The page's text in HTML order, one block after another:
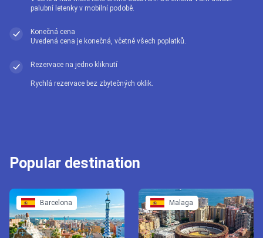
palubní letenky v mobilní podobě.
Konečná cena
Uvedená cena je konečná, včetně všech poplatků.
Rezervace na jedno kliknutí
Rychlá rezervace bez zbytečných oklik.
Popular destination
Barcelona Malaga